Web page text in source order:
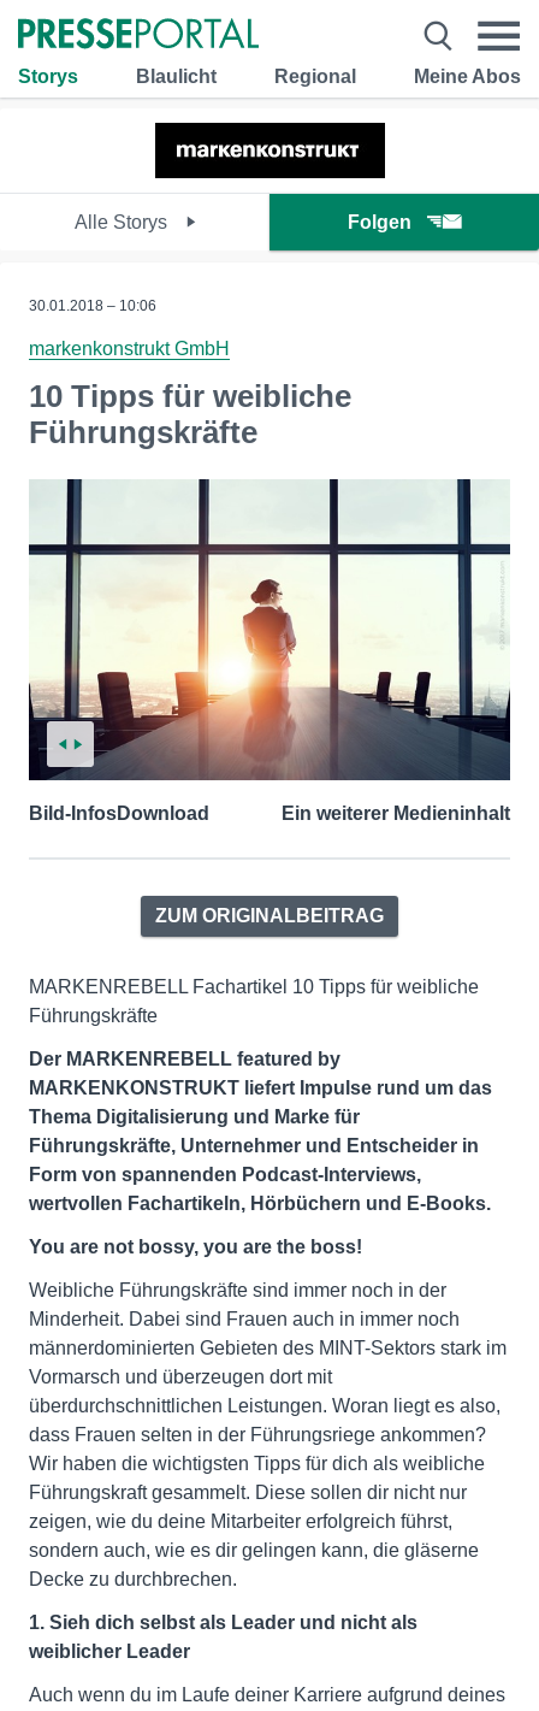
Storys Blaulicht Regional Meine Abos
Alle Storys Folgen
30.01.2018 – 10:06
markenkonstrukt GmbH
10 Tipps für weibliche
Führungskräfte
Bild-InfosDownload Ein weiterer Medieninhalt
ZUM ORIGINALBEITRAG
MARKENREBELL Fachartikel 10 Tipps für weibliche
Führungskräfte
Der MARKENREBELL featured by
MARKENKONSTRUKT liefert Impulse rund um das
Thema Digitalisierung und Marke für
Führungskräfte, Unternehmer und Entscheider in
Form von spannenden Podcast-Interviews,
wertvollen Fachartikeln, Hörbüchern und E-Books.
You are not bossy, you are the boss!
Weibliche Führungskräfte sind immer noch in der
Minderheit. Dabei sind Frauen auch in immer noch
männerdominierten Gebieten des MINT-Sektors stark im
Vormarsch und überzeugen dort mit
überdurchschnittlichen Leistungen. Woran liegt es also,
dass Frauen selten in der Führungsriege ankommen?
Wir haben die wichtigsten Tipps für dich als weibliche
Führungskraft gesammelt. Diese sollen dir nicht nur
zeigen, wie du deine Mitarbeiter erfolgreich führst,
sondern auch, wie es dir gelingen kann, die gläserne
Decke zu durchbrechen.
1. Sieh dich selbst als Leader und nicht als
weiblicher Leader
Auch wenn du im Laufe deiner Karriere aufgrund deines